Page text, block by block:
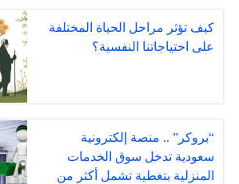
كيف تؤثر مراحل الحياة المختلفة
على احتياجاتنا النفسية؟
“بروكر” .. منصة إلكترونية
سعودية تدخل سوق الخدمات
المنزلية بتغطية تشمل أكثر من